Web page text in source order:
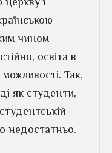
чином
освіта в
Так,
як студенти,
недостатньо.